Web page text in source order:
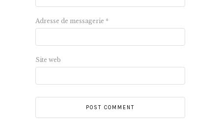
Adresse de messagerie *
Site web